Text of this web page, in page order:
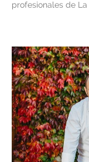
profesionales de La